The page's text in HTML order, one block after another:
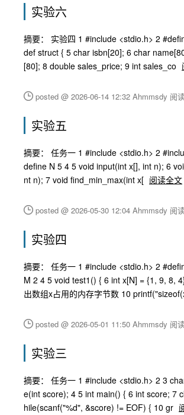
实验六
摘要： 实验四 1 #include <stdio.h> 2
def struct { 5 char isbn[20]; 6 char
[80]; 8 double sales_price; 9 int sales_co
posted @ 2026-06-14 12:32 Ahmmsdy 阅
实验五
摘要： 任务一 1 #include <stdio.h> 2
define N 5 4 5 void input(int x[], int n); 6
nt n); 7 void find_min_max(int x[ 阅读全文
posted @ 2026-05-30 12:04 Ahmmsdy 阅
实验四
摘要： 任务一 1 #include <stdio.h> 2
M 2 4 5 void test1() { 6 int x[N] = {1, 9, 8,
出数组x占用的内存字节数 10
posted @ 2026-05-01 11:50 Ahmmsdy 阅
实验三
摘要： 任务一 1 #include <stdio.h> 2 3
e(int score); 4 5 int main() { 6 int score; 7
hile(scanf("%d", &score) != EOF) { 10 gr